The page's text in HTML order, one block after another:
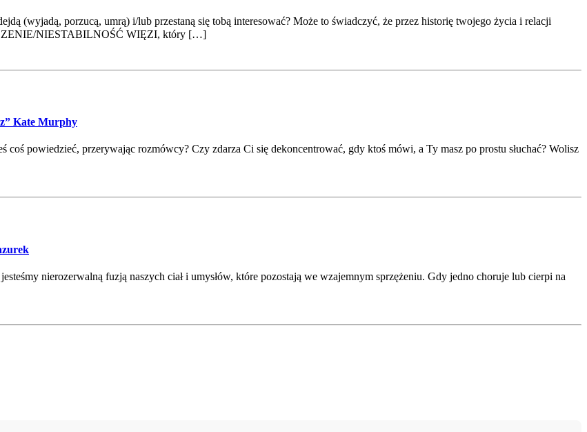
(wyjadą, porzucą, umrą) i/lub przestaną się tobą interesować? Może to świadczyć, że przez historię twojego życia i relacji
NIESTABILNOŚĆ WIĘZI, który […]
Kate Murphy
coś powiedzieć, przerywając rozmówcy? Czy zdarza Ci się dekoncentrować, gdy ktoś mówi, a Ty masz po prostu słuchać? Wolisz
nierozerwalną fuzją naszych ciał i umysłów, które pozostają we wzajemnym sprzężeniu. Gdy jedno choruje lub cierpi na